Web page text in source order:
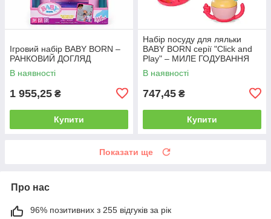
Ігровий набір BABY BORN –
РАНКОВИЙ ДОГЛЯД
В наявності
1 955,25 ₴
Купити
Набір посуду для ляльки
BABY BORN серії "Click and
Play" – МИЛЕ ГОДУВАННЯ
В наявності
747,45 ₴
Купити
Показати ще
Про нас
96% позитивних з 255 відгуків за рік